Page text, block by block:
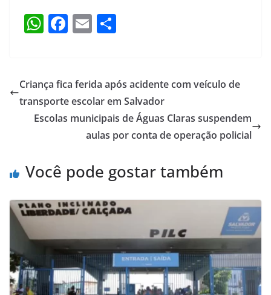
W
s
A
p
F
e
b
o
E
l e
Criança fica ferida após acidente com veículo de
transporte escolar em Salvador
Escolas municipais de Águas Claras suspendem
aulas por conta de operação policial
Você pode gostar também